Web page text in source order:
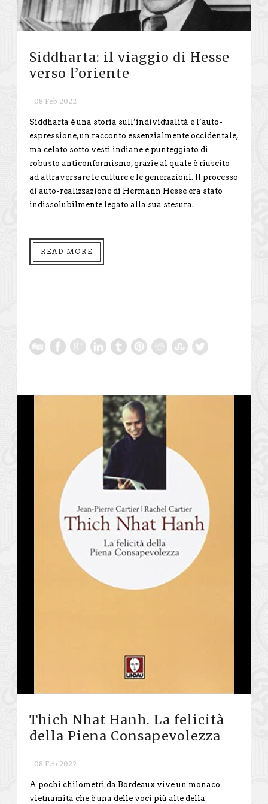
Siddharta: il viaggio di Hesse
verso l’oriente
08 Feb 2022
Siddharta è una storia sull’individualità e l’auto-
espressione, un racconto essenzialmente occidentale,
ma celato sotto vesti indiane e punteggiato di
robusto anticonformismo, grazie al quale è riuscito
ad attraversare le culture e le generazioni. Il processo
di auto-realizzazione di Hermann Hesse era stato
indissolubilmente legato alla sua stesura.
READ MORE
Thich Nhat Hanh. La felicità
della Piena Consapevolezza
08 Feb 2022
A pochi chilometri da Bordeaux vive un monaco
vietnamita che è una delle voci più alte della